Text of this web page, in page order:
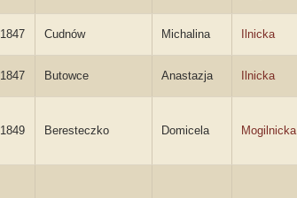
1847 Cudnów Michalina Ilnicka
1847 Butowce Anastazja Ilnicka
1849 Beresteczko Domicela Mogilnicka